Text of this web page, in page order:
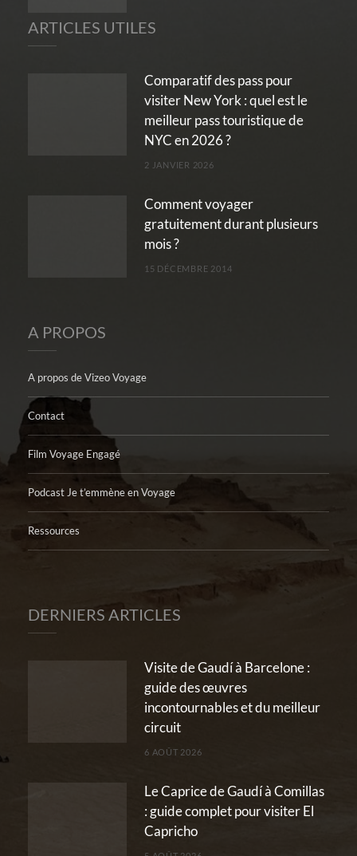
ARTICLES UTILES
Comparatif des pass pour
visiter New York : quel est le
meilleur pass touristique de
NYC en 2026 ?
2 JANVIER 2026
Comment voyager
gratuitement durant plusieurs
mois ?
15 DÉCEMBRE 2014
A PROPOS
A propos de Vizeo Voyage
Contact
Film Voyage Engagé
Podcast Je t’emmène en Voyage
Ressources
DERNIERS ARTICLES
Visite de Gaudí à Barcelone :
guide des œuvres
incontournables et du meilleur
circuit
6 AOÛT 2026
Le Caprice de Gaudí à Comillas
: guide complet pour visiter El
Capricho